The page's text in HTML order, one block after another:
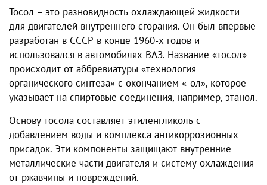
Тосол – это разновидность охлаждающей жидкости
для двигателей внутреннего сгорания. Он был впервые
разработан в СССР в конце 1960-х годов и
использовался в автомобилях ВАЗ. Название «тосол»
происходит от аббревиатуры «технология
органического синтеза» с окончанием «-ол», которое
указывает на спиртовые соединения, например, этанол.
Основу тосола составляет этиленгликоль с
добавлением воды и комплекса антикоррозионных
присадок. Эти компоненты защищают внутренние
металлические части двигателя и систему охлаждения
от ржавчины и повреждений.